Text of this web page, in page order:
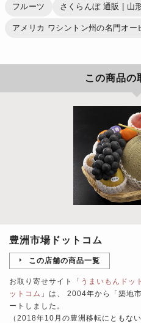
フルーツ さくらんぼ 通販 | 山
アメリカ ワシントン州の名門オー
この商品の
豊洲市場ドットコム
この店舗の商品一覧
お取り寄せサイト「 うまいもんドッ
ットコム 」は、 2004年から「築地
ートしました。
（2018年10月の豊洲移転にともな